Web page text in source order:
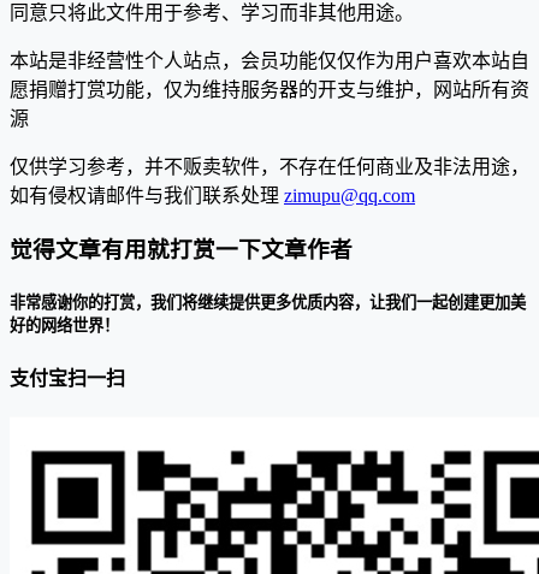
同意只将此文件用于参考、学习而非其他用途。
本站是非经营性个人站点，会员功能仅仅作为用户喜欢本站自
愿捐赠打赏功能，仅为维持服务器的开支与维护，网站所有资
源
仅供学习参考，并不贩卖软件，不存在任何商业及非法用途，
如有侵权请邮件与我们联系处理 zimupu@qq.com
觉得文章有用就打赏一下文章作者
非常感谢你的打赏，我们将继续提供更多优质内容，让我们一起创建更加美
好的网络世界！
支付宝扫一扫